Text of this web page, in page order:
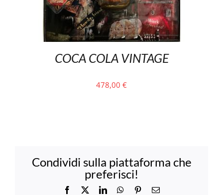
COCA COLA VINTAGE
478,00 €
Condividi sulla piattaforma che
preferisci!
Facebook LinkedInWhatsApp
PinterestEmail